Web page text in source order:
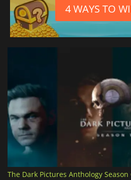
4 WAYS TO
The Dark Pictures Anthology Season